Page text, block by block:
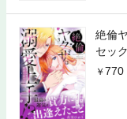
絶倫
セッ
770